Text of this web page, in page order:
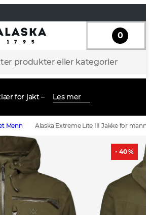
produkter eller kategorier
0
for jakt – Les mer
Menn Alaska Extreme Lite III Jakke for
- 40 %